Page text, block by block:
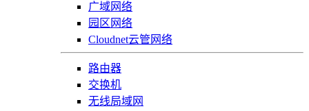
广域网络
园区网络
Cloudnet云管网络
路由器
交换机
无线局域网